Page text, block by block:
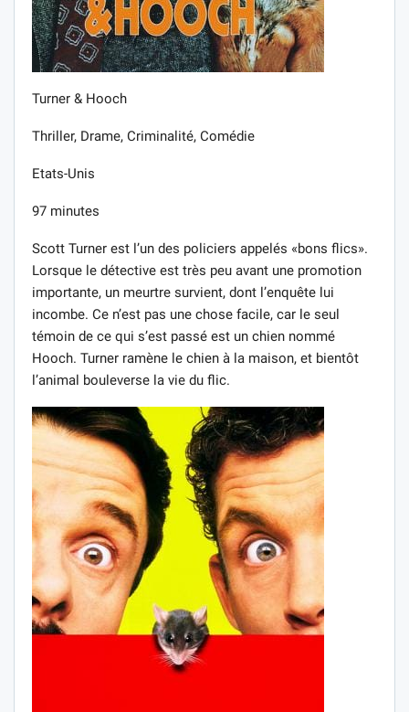
Turner & Hooch
Thriller, Drame, Criminalité, Comédie
Etats-Unis
97 minutes
Scott Turner est l’un des policiers appelés «bons flics».
Lorsque le détective est très peu avant une promotion
importante, un meurtre survient, dont l’enquête lui
incombe. Ce n’est pas une chose facile, car le seul
témoin de ce qui s’est passé est un chien nommé
Hooch. Turner ramène le chien à la maison, et bientôt
l’animal bouleverse la vie du flic.